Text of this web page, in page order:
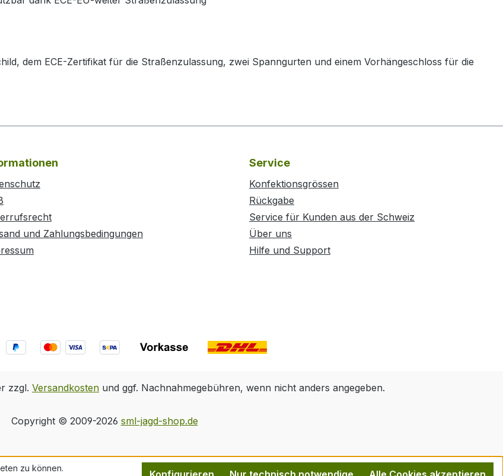
dem ECE-Zertifikat für die Straßenzulassung, zwei Spanngurten und einem Vorhängeschloss für die
und Zahlungsbedingungen
Service
Konfektionsgrössen
Rückgabe
Service für Kunden aus der Schweiz
Über uns
Hilfe und Support
zzgl. Versandkosten und ggf. Nachnahmegebühren, wenn nicht anders angegeben.
Copyright © 2009-2026 sml-jagd-shop.de
zu können.